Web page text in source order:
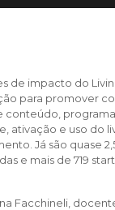
de impacto do
para promover
conteúdo,
ativação e uso do
Já são quase
e mais de 719
Facchineli,